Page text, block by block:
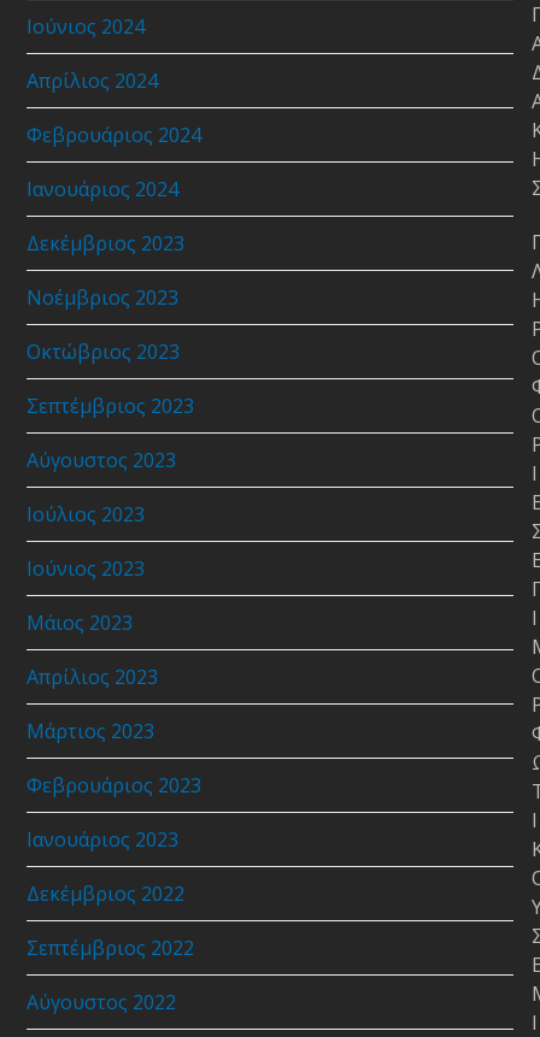
Ιούνιος 2024
Απρίλιος 2024
Φεβρουάριος 2024
Ιανουάριος 2024
Δεκέμβριος 2023
Νοέμβριος 2023
Οκτώβριος 2023
Σεπτέμβριος 2023
Αύγουστος 2023
Ιούλιος 2023
Ιούνιος 2023
Μάιος 2023
Απρίλιος 2023
Μάρτιος 2023
Φεβρουάριος 2023
Ιανουάριος 2023
Δεκέμβριος 2022
Σεπτέμβριος 2022
Αύγουστος 2022
Ι
Ι
Ι
Ι